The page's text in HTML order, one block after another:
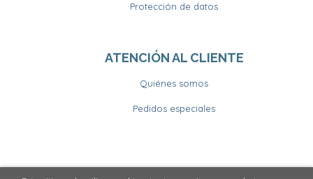
Protección de datos
ATENCIÓN AL CLIENTE
Quiénes somos
Pedidos especiales